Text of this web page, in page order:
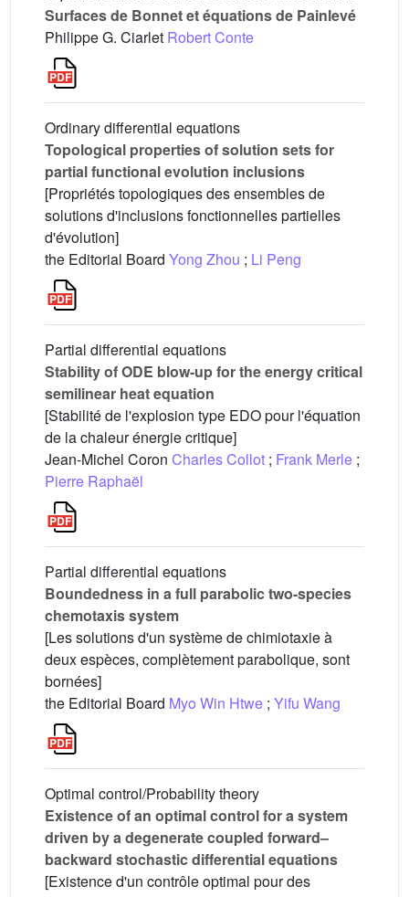
Surfaces de Bonnet et équations de Painlevé
Philippe G. Ciarlet Robert Conte
Ordinary differential equations
Topological properties of solution sets for
partial functional evolution inclusions
[Propriétés topologiques des ensembles de
solutions d'inclusions fonctionnelles partielles
d'évolution]
the Editorial Board Yong Zhou ; Li Peng
Partial differential equations
Stability of ODE blow-up for the energy critical
semilinear heat equation
[Stabilité de l'explosion type EDO pour l'équation
de la chaleur énergie critique]
Jean-Michel Coron Charles Collot ; Frank Merle ;
Pierre Raphaël
Partial differential equations
Boundedness in a full parabolic two-species
chemotaxis system
[Les solutions d'un système de chimiotaxie à
deux espèces, complètement parabolique, sont
bornées]
the Editorial Board Myo Win Htwe ; Yifu Wang
Optimal control/Probability theory
Existence of an optimal control for a system
driven by a degenerate coupled forward–
backward stochastic differential equations
[Existence d'un contrôle optimal pour des